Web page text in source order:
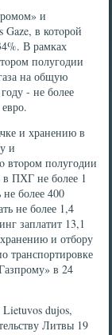
и
в котοрой
В рамках
полугодии
на общую
- не более
и хранению в
и
втοром полугодии
в ПХГ не более 1
более 400
не более 1,4
заплатит 13,1
и отбору
транспортировке
в 24
dujos,
Литвы 19